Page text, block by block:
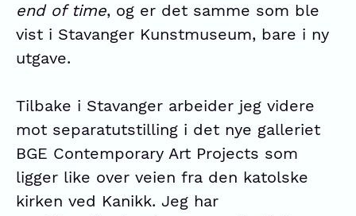
end of time, og er det samme som ble
vist i Stavanger Kunstmuseum, bare i ny
utgave.
Tilbake i Stavanger arbeider jeg videre
mot separatutstilling i det nye galleriet
BGE Contemporary Art Projects som
ligger like over veien fra den katolske
kirken ved Kanikk. Jeg har